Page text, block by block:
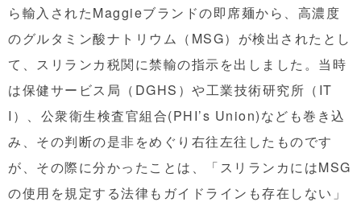
ら輸入されたMaggieブランドの即席麺から、高濃度
のグルタミン酸ナトリウム（MSG）が検出されたとし
て、スリランカ税関に禁輸の指示を出しました。当時
は保健サービス局（DGHS）や工業技術研究所（IT
I）、公衆衛生検査官組合(PHI’s Union)なども巻き込
み、その判断の是非をめぐり右往左往したものです
が、その際に分かったことは、「スリランカにはMSG
の使用を規定する法律もガイドラインも存在しない」